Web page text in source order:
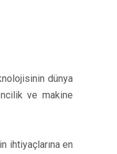
dünya
ve makine
ihtiyaçlarına en